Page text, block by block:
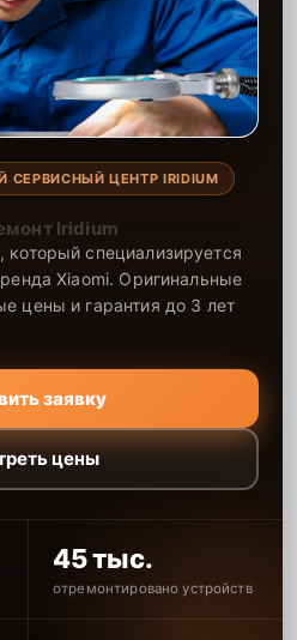
ЦЕНТР IRIDIUM
Iridium
специализируется
Xiaomi. Оригинальные
цены и гарантия до 3 лет
заявку
цены
45 тыс.
отремонтировано устройств